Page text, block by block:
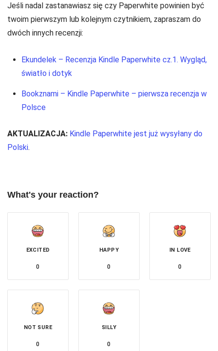
Jeśli nadal zastanawiasz się czy Paperwhite powinien być
twoim pierwszym lub kolejnym czytnikiem, zapraszam do
dwóch innych recenzji:
Ekundelek – Recenzja Kindle Paperwhite cz.1. Wygląd,
światło i dotyk
Bookznami – Kindle Paperwhite – pierwsza recenzja w
Polsce
AKTUALIZACJA: Kindle Paperwhite jest już wysyłany do
Polski.
What's your reaction?
EXCITED
0
HAPPY
0
IN LOVE
0
NOT SURE
0
SILLY
0